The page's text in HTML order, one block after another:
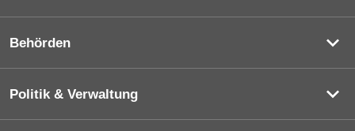
Behörden
Politik & Verwaltung